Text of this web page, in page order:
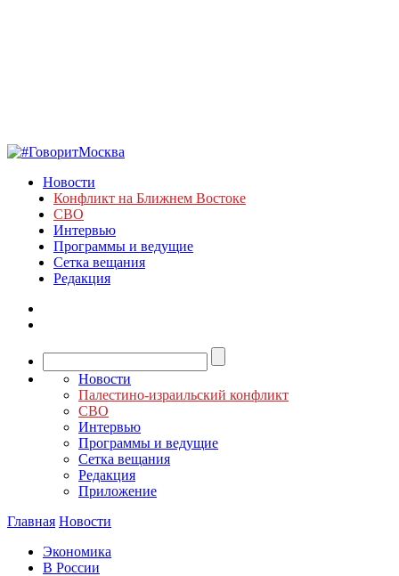
Новости
Конфликт на Ближнем Востоке
СВО
Интервью
Программы и ведущие
Сетка вещания
Редакция
Новости
Палестино-израильский конфликт
СВО
Интервью
Программы и ведущие
Сетка вещания
Редакция
Приложение
Главная Новости
Экономика
В России